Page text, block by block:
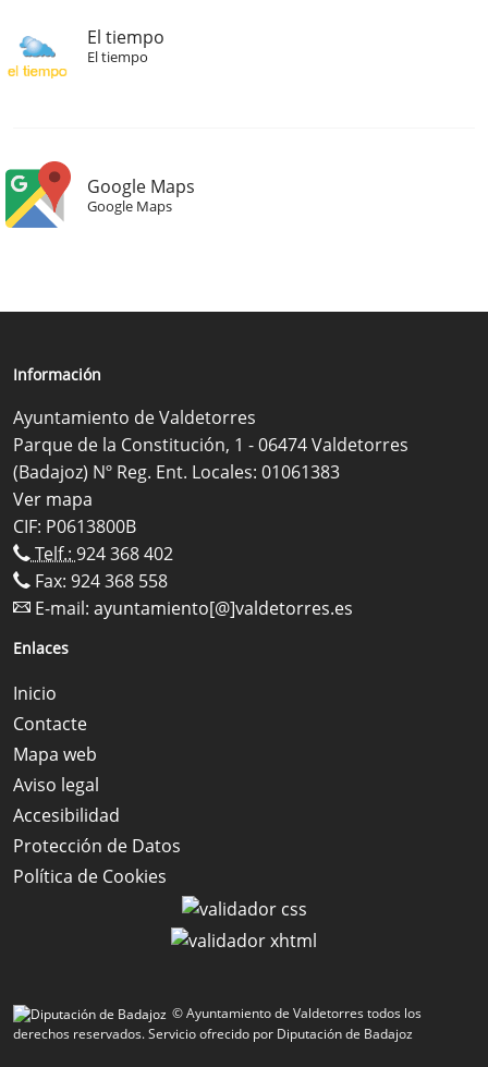
El tiempo
El tiempo
Google Maps
Google Maps
Información
Ayuntamiento de Valdetorres
Parque de la Constitución, 1 - 06474 Valdetorres
(Badajoz) Nº Reg. Ent. Locales: 01061383
Ver mapa
CIF: P0613800B
Telf.: 924 368 402
Fax: 924 368 558
E-mail: ayuntamiento[@]valdetorres.es
Enlaces
Inicio
Contacte
Mapa web
Aviso legal
Accesibilidad
Protección de Datos
Política de Cookies
© Ayuntamiento de Valdetorres todos los
derechos reservados.Servicio ofrecido por Diputación de Badajoz